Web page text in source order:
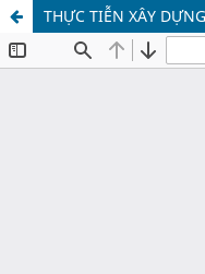
THỰC TIỄN XÂY